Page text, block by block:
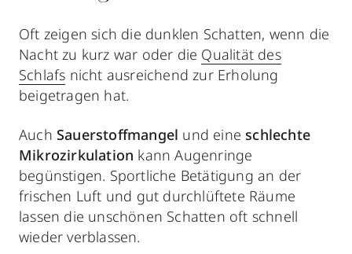
Oft zeigen sich die dunklen Schatten, wenn die
Nacht zu kurz war oder die Qualität des
Schlafs nicht ausreichend zur Erholung
beigetragen hat.
Auch Sauerstoffmangel und eine schlechte
Mikrozirkulation kann Augenringe
begünstigen. Sportliche Betätigung an der
frischen Luft und gut durchlüftete Räume
lassen die unschönen Schatten oft schnell
wieder verblassen.